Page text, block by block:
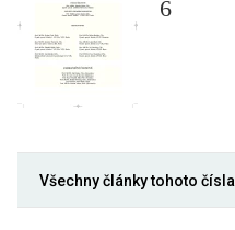
6
Všechny články tohoto čísla